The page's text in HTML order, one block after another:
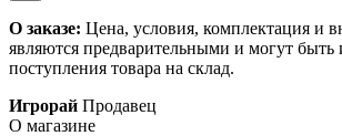
О заказе: Цена, условия, комплектация и
являются предварительными и могут
поступления товара на склад.
Игрорай Продавец
О магазине